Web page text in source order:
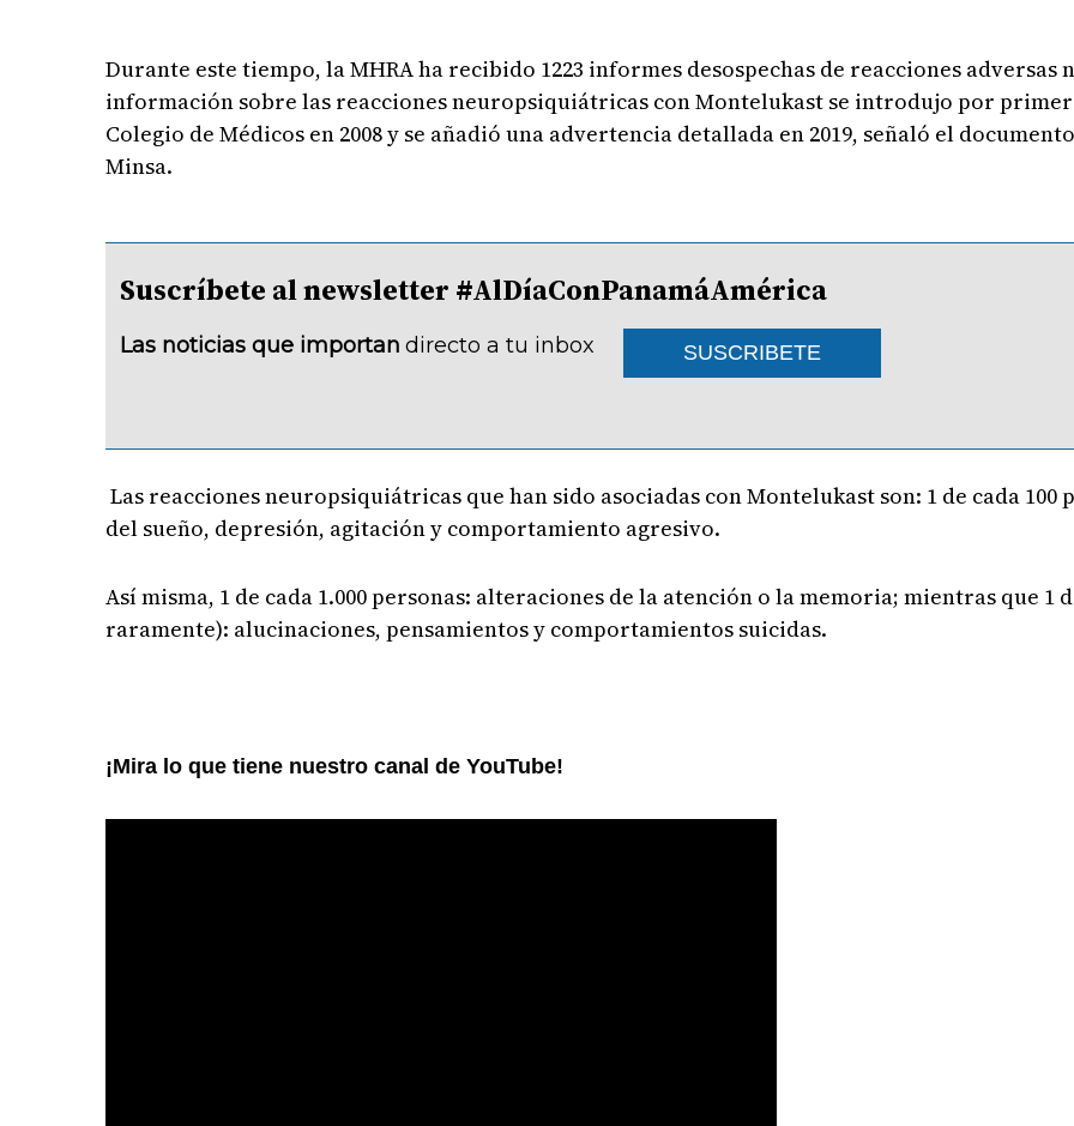
Durante este tiempo, la MHRA ha recibido 1223 informes desospechas de reacciones
información sobre las reacciones neuropsiquiátricas con Montelukast se introdujo por
Colegio de Médicos en 2008 y se añadió una advertencia detallada en 2019, señaló el
Minsa.
Suscríbete al newsletter #AlDíaConPanamáAmérica
Las noticias que importan directo a tu inbox SUSCRIBETE
Las reacciones neuropsiquiátricas que han sido asociadas con Montelukast son: 1 de cada 100
del sueño, depresión, agitación y comportamiento agresivo.
Así misma, 1 de cada 1.000 personas: alteraciones de la atención o la memoria; mientras que 1
raramente): alucinaciones, pensamientos y comportamientos suicidas.
¡Mira lo que tiene nuestro canal de YouTube!